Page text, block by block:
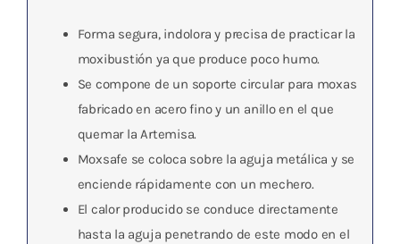
Forma segura, indolora y precisa de practicar la
moxibustión ya que produce poco humo.
Se compone de un soporte circular para moxas
fabricado en acero fino y un anillo en el que
quemar la Artemisa.
Moxsafe se coloca sobre la aguja metálica y se
enciende rápidamente con un mechero.
El calor producido se conduce directamente
hasta la aguja penetrando de este modo en el